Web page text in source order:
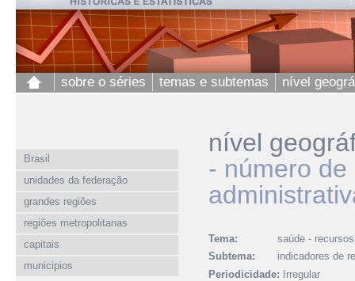
sobre o séries temas e subtemas nível
Brasil
unidades da federação
grandes regiões
regiões metropolitanas
capitais
municipios
nível
- número
Tema:
saúde -
Subtema:
indicadores de
Periodicidade:
Irregular